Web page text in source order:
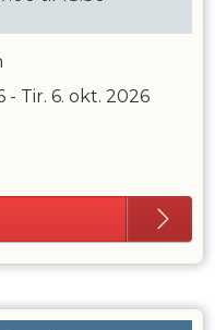
- Tir. 6. okt. 2026